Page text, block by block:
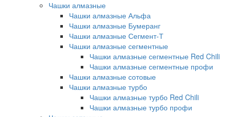
Чашки алмазные
Чашки алмазные Альфа
Чашки алмазные Бумеранг
Чашки алмазные Сегмент-Т
Чашки алмазные сегментные
Чашки алмазные сегментные Red Chili
Чашки алмазные сегментные профи
Чашки алмазные сотовые
Чашки алмазные турбо
Чашки алмазные турбо Red Chili
Чашки алмазные турбо профи